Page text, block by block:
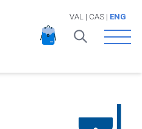
VAL | CAS| ENG
Open